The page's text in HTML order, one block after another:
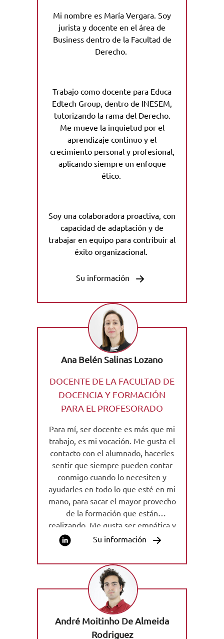
Mi nombre es María Vergara. Soy
jurista y docente en el área de
Business dentro de la Facultad de
Derecho.
Trabajo como docente para Educa
Edtech Group, dentro de INESEM,
tutorizando la rama del Derecho.
Me mueve la inquietud por el
aprendizaje continuo y el
crecimiento personal y profesional,
aplicando siempre un enfoque
ético.
Soy una colaboradora proactiva, con
capacidad de adaptación y de
trabajar en equipo para contribuir al
éxito organizacional.
Su información
Ana Belén Salinas Lozano
DOCENTE DE LA FACULTAD DE
DOCENCIA Y FORMACIÓN
PARA EL PROFESORADO
Para mí, ser docente es más que mi
trabajo, es mi vocación. Me gusta el
contacto con el alumnado, hacerles
sentir que siempre pueden contar
conmigo cuando lo necesiten y
ayudarles en todo lo que esté en mi
mano, para sacar el mayor provecho
de la formación que están
realizando. Me gusta ser empática y
asertiva con ellos, además de
Su información
André Moitinho De Almeida
Rodriguez